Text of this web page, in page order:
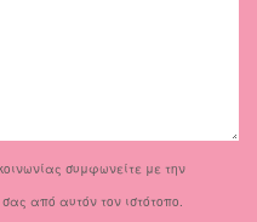
συμφωνείτε με την
από αυτόν τον ιστότοπο.